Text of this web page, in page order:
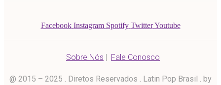
Facebook Instagram Spotify Twitter Youtube
Sobre Nós | Fale Conosco
@ 2015 – 2025 . Diretos Reservados . Latin Pop Brasil . by